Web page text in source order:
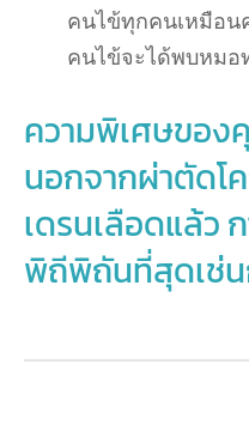
คนไข้ทุกคนเหมือน
คนไข้จะได้พบหมอ
ความพิเศษขอ
นอกจากผ่าตัดโ
เดรนเลือดแล้ว
พิถีพิถันที่สุดเช่